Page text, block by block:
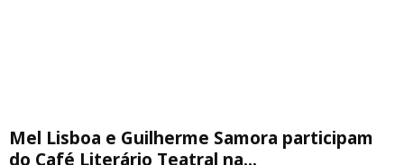
Mel Lisboa e Guilherme Samora participam
do Café Literário Teatral na...